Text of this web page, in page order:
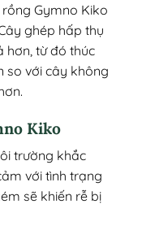
Gymno Kiko
ghép hấp thụ
hơn, từ đó thúc
so với cây không
Kiko
trường khắc
với tình trạng
sẽ khiến rễ bị